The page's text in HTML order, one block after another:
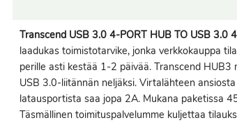
Transcend USB 3.0 4-PORT HUB TO USB 3.0
laadukas toimistotarvike, jonka verkkokauppa
perille asti kestää 1-2 päivää. Transcend HUB3
USB 3.0-liitännän neljäksi. Virtalähteen
latausportista saa jopa 2A. Mukana paketissa
Täsmällinen toimituspalvelumme kuljettaa